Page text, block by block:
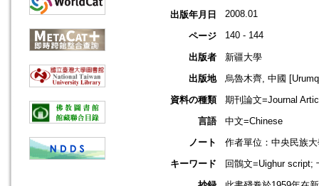
出版年月日 2008.01
ページ 140 - 144
出版者
新疆大學
出版地
烏魯木齊, 中國
資料の種類
期刊論文=Journal
言語
中文=Chinese
ノート
作者單位：中央民族
キーワード
回鶻文=Uighur script;